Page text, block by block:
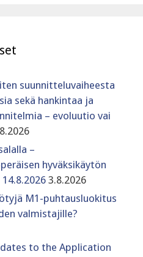
suunnitteluvaiheesta
sekä hankintaa ja
– evoluutio vai
–
hyväksikäytön
3.8.2026
M1-puhtausluokitus
valmistajille?
to the Application